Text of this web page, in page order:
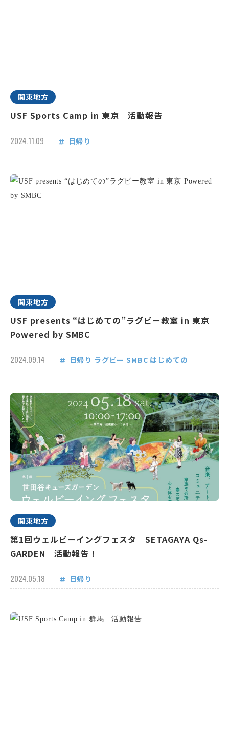
関東地方
USF Sports Camp in 東京 活動報告
2024.11.09 日帰り
関東地方
USF presents “はじめての”ラグビー教室 in 東京
Powered by SMBC
2024.09.14 日帰り ラグビー SMBC はじめての
関東地方
第1回ウェルビーイングフェスタ SETAGAYA Qs-
GARDEN 活動報告！
2024.05.18 日帰り